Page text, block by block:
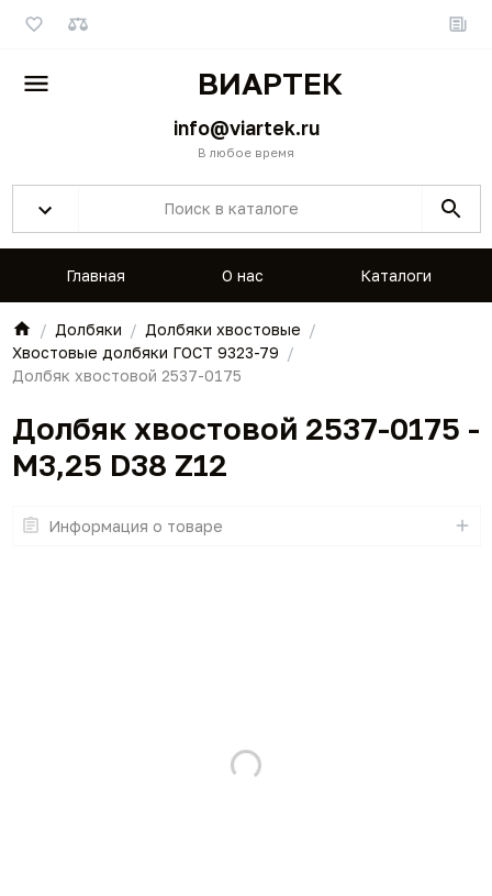
ВИАРТЕК
info@viartek.ru
В любое время
Главная О нас Каталоги
Долбяки
Долбяки хвостовые
Хвостовые долбяки ГОСТ 9323-79
Долбяк хвостовой 2537-0175
Долбяк хвостовой 2537-0175 -
M3,25 D38 Z12
Информация о товаре